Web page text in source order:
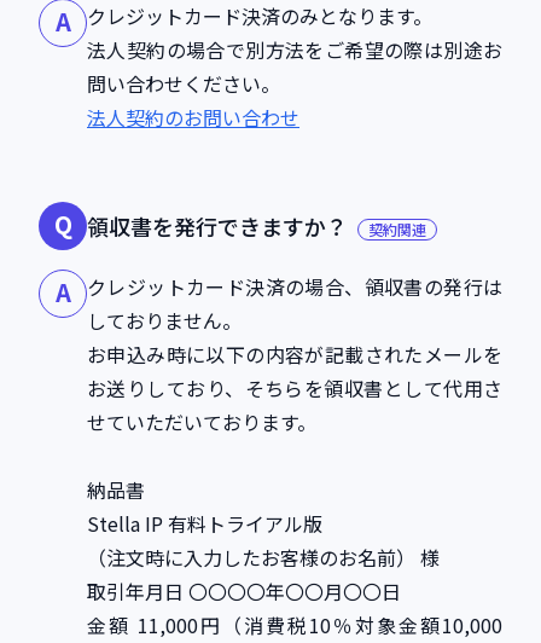
A
クレジットカード決済のみとなります。
法人契約の場合で別方法をご希望の際は別途お
問い合わせください。
法人契約のお問い合わせ
Q 領収書を発行できますか？ 契約関連
A
クレジットカード決済の場合、領収書の発行は
しておりません。
お申込み時に以下の内容が記載されたメールを
お送りしており、そちらを領収書として代用さ
せていただいております。
納品書
Stella IP 有料トライアル版
（注文時に入力したお客様のお名前） 様
取引年月日 〇〇〇〇年〇〇月〇〇日
金額 11,000円（消費税10％対象金額10,000